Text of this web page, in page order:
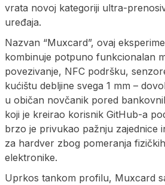
vrata novoj kategoriji ultra-
uređaja.
Nazvan “Muxcard”, ovaj
kombinuje potpuno funkcionalan
povezivanje, NFC podršku,
kućištu debljine svega 1 mm –
u običan novčanik pored
koji je kreirao korisnik GitHub-a
brzo je privukao pažnju zajednice
za hardver zbog pomeranja
elektronike.
Uprkos tankom profilu, Muxcard